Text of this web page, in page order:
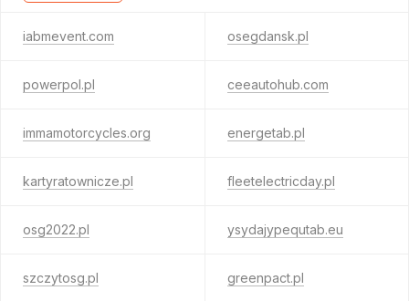
iabmevent.com osegdansk.pl
powerpol.pl ceeautohub.com
immamotorcycles.org energetab.pl
kartyratownicze.pl fleetelectricday.pl
osg2022.pl ysydajypequtab.eu
szczytosg.pl greenpact.pl